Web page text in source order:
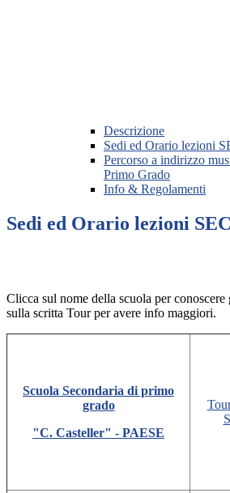
Descrizione
Sedi ed Orario lezioni
Percorso a indirizzo
Primo Grado
Info & Regolamenti
Sedi ed Orario lezioni
Clicca sul nome della scuola per conoscere
sulla scritta Tour per avere info maggiori.
Scuola Secondaria di primo
grado
"C. Casteller" - PAESE